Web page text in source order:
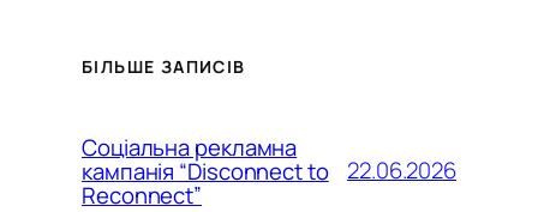
БІЛЬШЕ ЗАПИСІВ
Соціальна рекламна
кампанія “Disconnect to
Reconnect”
22.06.2026